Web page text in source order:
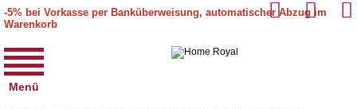
-5% bei Vorkasse per Banküberweisung, automatischer Abzug im
Warenkorb
Menü